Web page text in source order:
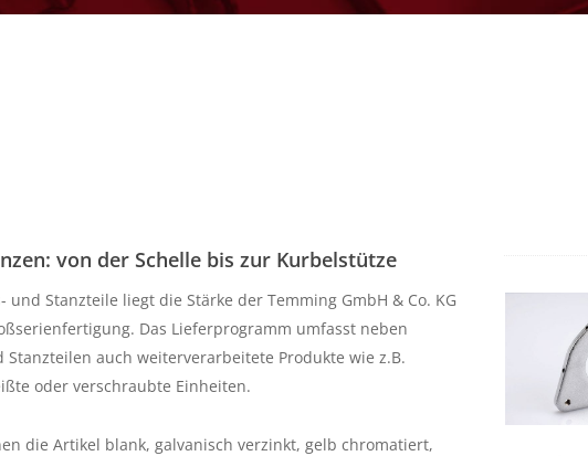
von der Schelle bis zur Kurbelstütze
und Stanzteile liegt die Stärke der Temming GmbH & Co. KG
Das Lieferprogramm umfasst neben
Stanzteilen auch weiterverarbeitete Produkte wie z.B.
oder verschraubte Einheiten.
die Artikel blank, galvanisch verzinkt, gelb chromatiert,